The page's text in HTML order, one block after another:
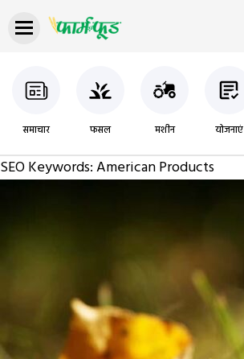
समाचार फसल मशीन योजनाएं
SEO Keywords:American Products